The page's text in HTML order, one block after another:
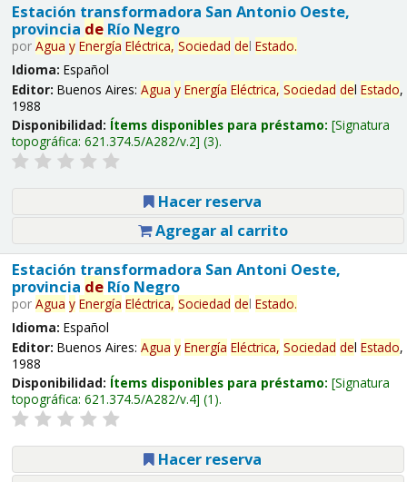
Estación transformadora San Antonio Oeste,
provincia deRío Negro
por Agua y Energía Eléctrica, Sociedad del Estado.
Idioma: Español
Editor: Buenos Aires: Agua y Energía Eléctrica, Sociedad del Estado,
1988
Disponibilidad: Ítems disponibles para préstamo: Signatura
topográfica: 621.374.5/A282/v.2 (3).
Hacer reserva
Agregar al carrito
Estación transformadora San Antoni Oeste,
provincia deRío Negro
por Agua y Energía Eléctrica, Sociedad del Estado.
Idioma: Español
Editor: Buenos Aires: Agua y Energía Eléctrica, Sociedad del Estado,
1988
Disponibilidad: Ítems disponibles para préstamo: Signatura
topográfica: 621.374.5/A282/v.4 (1).
Hacer reserva